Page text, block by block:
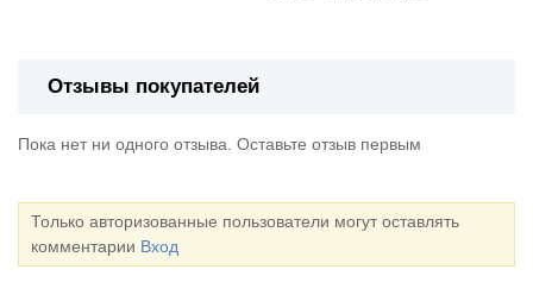
Отзывы покупателей
Пока нет ни одного отзыва. Оставьте отзыв первым
Только авторизованные пользователи могут оставлять
комментарии Вход